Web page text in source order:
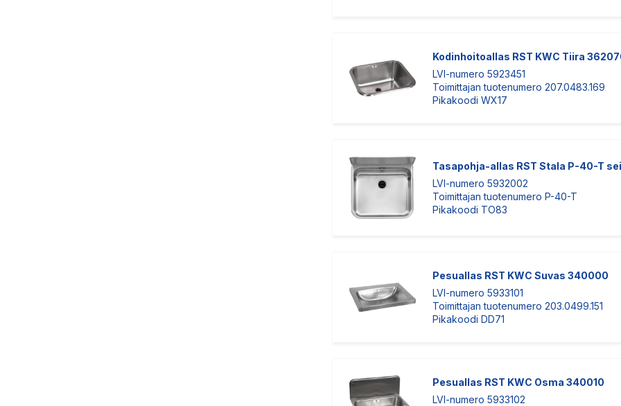
Kodinhoitoallas RST KWC Tiira
LVI-numero 5923451
Toimittajan tuotenumero 207.0483.169
Pikakoodi WX17
Tasapohja-allas RST Stala P-40-T
LVI-numero 5932002
Toimittajan tuotenumero P-40-T
Pikakoodi TO83
Pesuallas RST KWC Suvas 340000
LVI-numero 5933101
Toimittajan tuotenumero 203.0499.151
Pikakoodi DD71
Pesuallas RST KWC Osma 340010
LVI-numero 5933102